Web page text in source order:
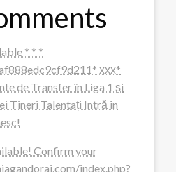
* * *
ххх*
de Transfer în Liga 1 și
Tineri Talentați Intră în
Confirm your
index.php?